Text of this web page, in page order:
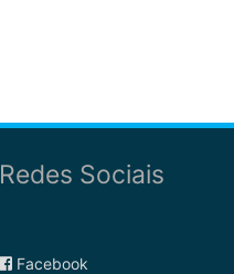
Redes Sociais
Facebook